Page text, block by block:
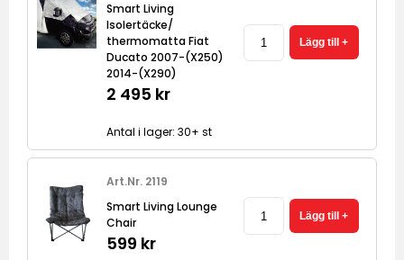
Smart Living
Isolertäcke/
thermomatta Fiat
Ducato 2007-(X250)
2014-(X290)
2 495 kr
Antal i lager: 30+ st
Art.Nr. 2119
Smart Living Lounge
Chair
599 kr